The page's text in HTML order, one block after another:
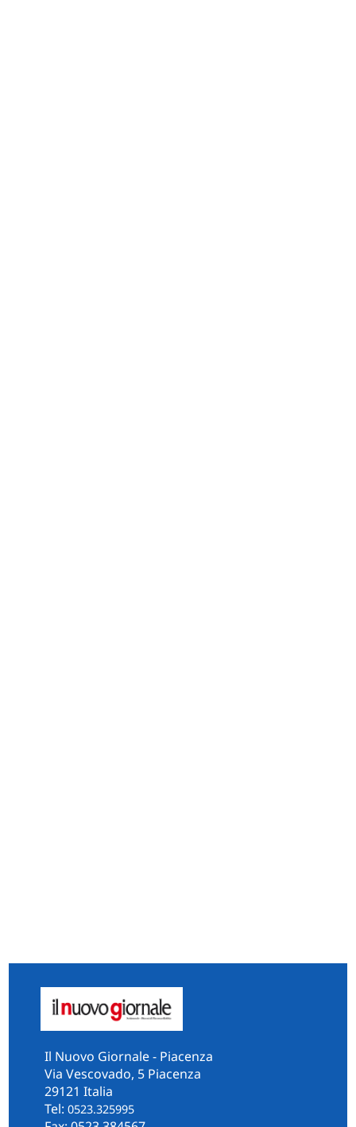
Il Nuovo Giornale - Piacenza
Via Vescovado, 5 Piacenza
29121 Italia
Tel: 0523.325995